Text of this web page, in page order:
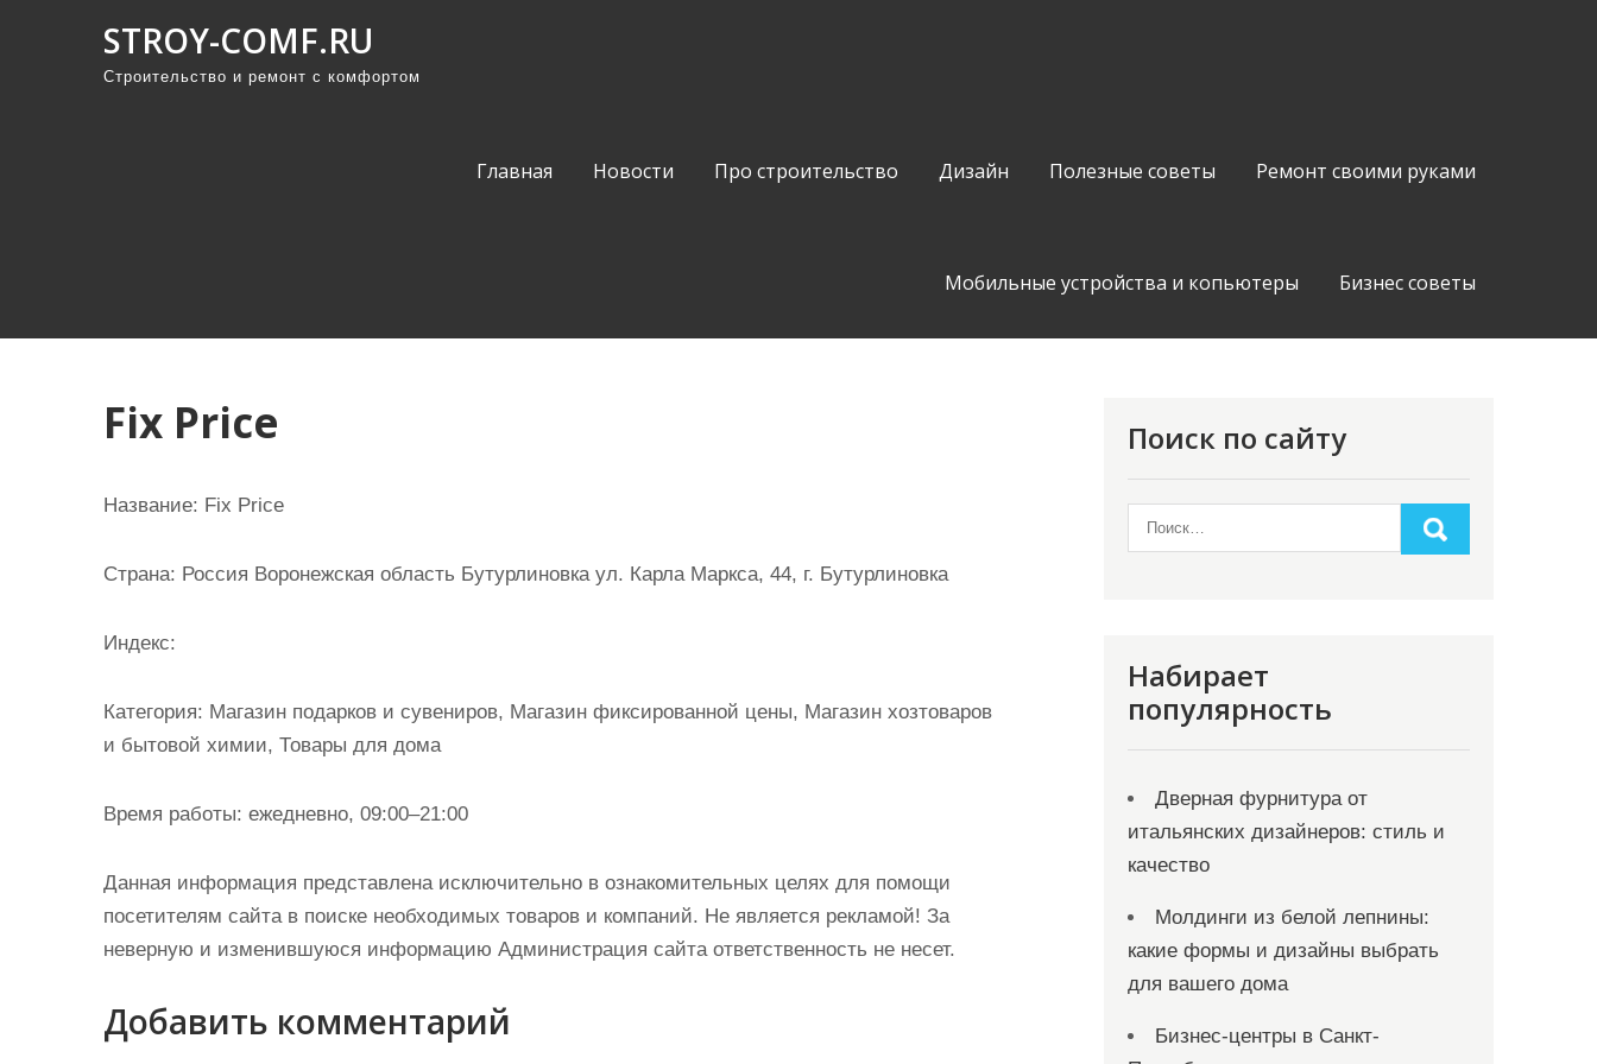
STROY-COMF.RU
Строительство и ремонт с комфортом
Главная Новости Про строительство Дизайн Полезные советы Ремонт своими руками
Мобильные устройства и копьютеры Бизнес советы
Fix Price
Название: Fix Price
Страна: Россия Воронежская область Бутурлиновка ул. Карла Маркса, 44, г. Бутурлиновка
Индекс:
Категория: Магазин подарков и сувениров, Магазин фиксированной цены, Магазин хозтоваров
и бытовой химии, Товары для дома
Время работы: ежедневно, 09:00–21:00
Данная информация представлена исключительно в ознакомительных целях для помощи
посетителям сайта в поиске необходимых товаров и компаний. Не является рекламой! За
неверную и изменившуюся информацию Администрация сайта ответственность не несет.
Добавить комментарий
Поиск по сайту
Набирает
популярность
Дверная фурнитура от
итальянских дизайнеров: стиль и
качество
Молдинги из белой лепнины:
какие формы и дизайны выбрать
для вашего дома
Бизнес-центры в Санкт-